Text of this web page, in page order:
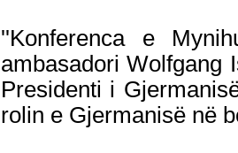
''Konferenca e
ambasadori Wolfgang
Presidenti i
rolin e Gjermanisë në